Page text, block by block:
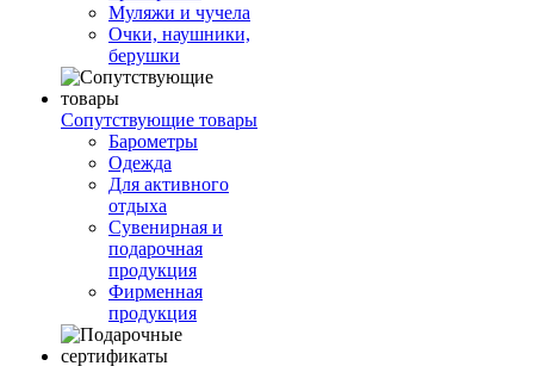
Муляжи и чучела
Очки, наушники,
берушки
Сопутствующие товары
Барометры
Одежда
Для активного
отдыха
Сувенирная и
подарочная
продукция
Фирменная
продукция